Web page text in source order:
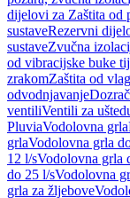
dijelovi za Zaštita od
sustaveRezervni
sustaveZvučna
od vibracijske buke
zrakomZaštita od
odvodnjavanje
ventiliVentili za
PluviaVodolovna grla
grlaVodolovna grla
12 l/sVodolovna grla
do 25 l/sVodolovna
grla za žljebove